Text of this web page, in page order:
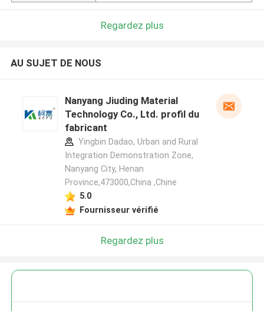
Regardez plus
AU SUJET DE NOUS
Nanyang Jiuding Material
Technology Co., Ltd. profil du
fabricant
Yingbin Dadao, Urban and Rural
Integration Demonstration Zone,
Nanyang City, Henan
Province,473000,China ,Chine
5.0
Fournisseur vérifié
Regardez plus